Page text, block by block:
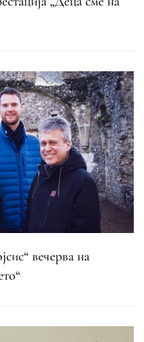
вечерва на